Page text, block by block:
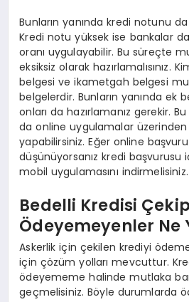
Bunların yanında kredi notunu
Kredi notu yüksek ise bankalar
oranı uygulayabilir. Bu süreçte
eksiksiz olarak hazırlamalısınız.
belgesi ve ikametgah belgesi
belgelerdir. Bunların yanında ek
onları da hazırlamanız gerekir.
da online uygulamalar
yapabilirsiniz. Eğer online
düşünüyorsanız kredi başvurusu
mobil uygulamasını indirmelisiniz.
Bedelli Kredisi Çekip
Ödeyemeyenler Ne
Askerlik için çekilen krediyi
için çözüm yolları mevcuttur.
ödeyememe halinde mutlaka
geçmelisiniz. Böyle durumlarda